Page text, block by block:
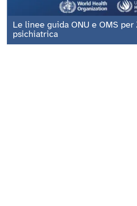
Le linee guida ONU e OMS per
psichiatrica